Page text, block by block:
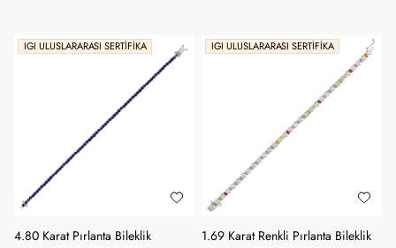
IGI ULUSLARARASI SERTIFIKA
4.80 Karat Pırlanta Bileklik
IGI ULUSLARARASI SERTIFIKA
1.69 Karat Renkli Pırlanta Bileklik